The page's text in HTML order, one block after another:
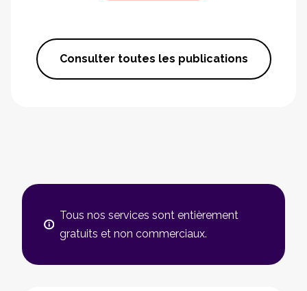
Consulter toutes les publications
Tous nos services sont entièrement
gratuits et non commerciaux.